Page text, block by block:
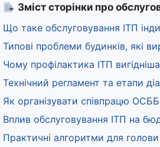
Зміст сторінки про
Що таке обслуговування ІТП
Типові проблеми будинків, які
Чому профілактика ІТП вигідніша
Технічний регламент та етапи
Як організувати співпрацю
Вплив обслуговування ІТП на
Практичні алгоритми для голови